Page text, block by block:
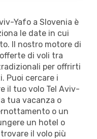
Yafo a Slovenia è
le date in cui
Il nostro motore di
di voli tra
per offrirti
Puoi cercare i
il tuo volo Tel Aviv-
tua vacanza o
o un
un hotel o
il volo più